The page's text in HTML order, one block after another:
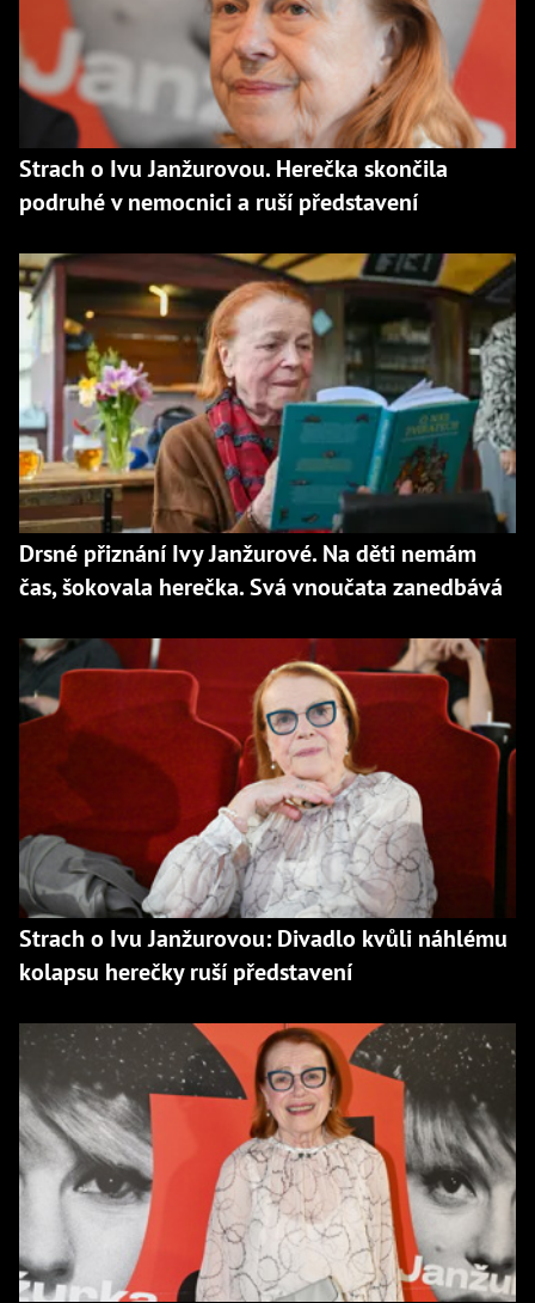
Strach o Ivu Janžurovou. Herečka skončila
podruhé v nemocnici a ruší představení
Drsné přiznání Ivy Janžurové. Na děti nemám
čas, šokovala herečka. Svá vnoučata zanedbává
Strach o Ivu Janžurovou: Divadlo kvůli náhlému
kolapsu herečky ruší představení